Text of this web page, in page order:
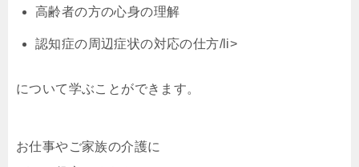
高齢者の方の心身の理解
認知症の周辺症状の対応の仕方/li>
について学ぶことができます。
お仕事やご家族の介護に